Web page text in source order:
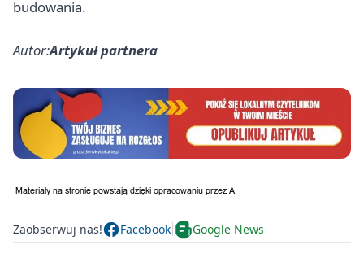
budowania.
Autor:Artykuł partnera
Zaobserwuj nas! Facebook Google News